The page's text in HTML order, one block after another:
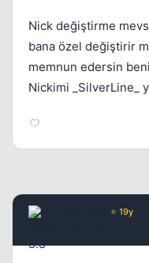
Nick değiştirme
bana özel değiştirir
memnun edersin
Nickimi _SilverLine_
⭐ 19y